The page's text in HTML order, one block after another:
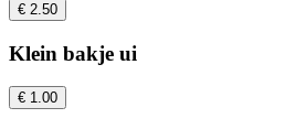
€ 2.50
Klein bakje ui
€ 1.00